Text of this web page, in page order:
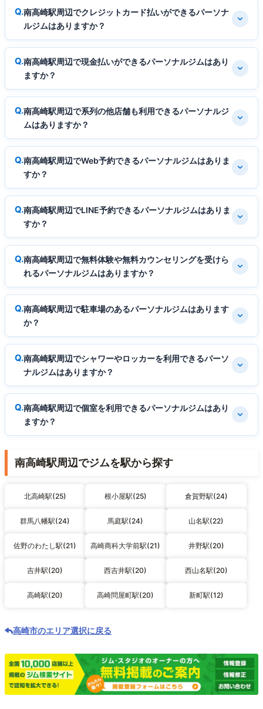
南高崎駅周辺でクレジットカード払いができるパーソナ
ルジムはありますか？
南高崎駅周辺で現金払いができるパーソナルジムはあり
ますか？
南高崎駅周辺で系列の他店舗も利用できるパーソナルジ
ムはありますか？
南高崎駅周辺でWeb予約できるパーソナルジムはありま
すか？
南高崎駅周辺でLINE予約できるパーソナルジムはありま
すか？
南高崎駅周辺で無料体験や無料カウンセリングを受けら
れるパーソナルジムはありますか？
南高崎駅周辺で駐車場のあるパーソナルジムはあります
か？
南高崎駅周辺でシャワーやロッカーを利用できるパーソ
ナルジムはありますか？
南高崎駅周辺で個室を利用できるパーソナルジムはあり
ますか？
南高崎駅周辺でジムを駅から探す
北高崎駅(25) 根小屋駅(25) 倉賀野駅(24)
群馬八幡駅(24) 馬庭駅(24) 山名駅(22)
佐野のわたし駅(21) 高崎商科大学前駅(21) 井野駅(20)
吉井駅(20) 西吉井駅(20) 西山名駅(20)
高崎駅(20) 高崎問屋町駅(20) 新町駅(12)
高崎市のエリア選択に戻る